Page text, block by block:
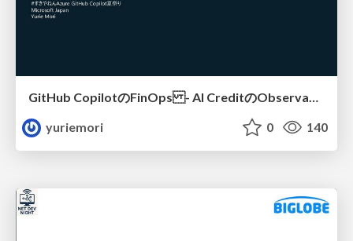
GitHub CopilotのFinOps - AI CreditのObservabilityと価値を生むためのエージェント設計
yuriemori
0 140